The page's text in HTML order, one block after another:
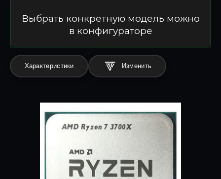
Выбрать конкретную модель можно
в конфигураторе
Характеристики